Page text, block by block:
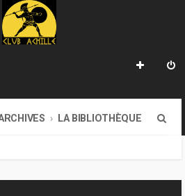
LA BIBLIOTHÈQUE
h